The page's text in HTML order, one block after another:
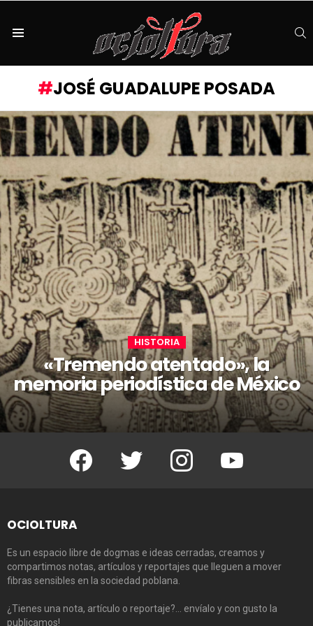
JOSÉ GUADALUPE POSADA
HISTORIA
«Tremendo atentado», la
memoria periodística de México
Facebook Twitter Instagram Youtube
OCIOLTURA
Es un espacio libre de dogmas e ideas cerradas, creamos y
compartimos notas, artículos y reportajes que lleguen a mover
fibras sensibles en la sociedad poblana.
¿Tienes una nota, artículo o reportaje?… envíalo y con gusto la
publicamos!